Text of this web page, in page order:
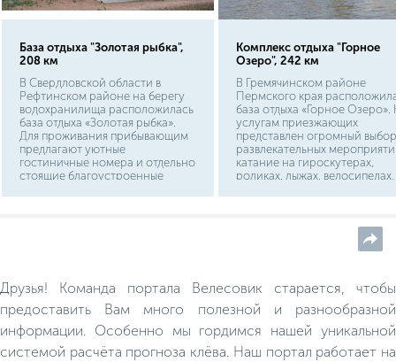
База отдыха "Золотая рыбка",
208 км
В Свердловской области в
Рефтинском районе на берегу
водохранилища расположилась
база отдыха «Золотая рыбка».
Для проживания прибывающим
предлагают уютные
гостиничные номера и отдельно
стоящие благоустроенные
Комплекс отдыха "Горное
Озеро", 242 км
В Гремячинском районе
Пермского края
база отдыха «Горное Озеро».
услугам приезжающих
представлен огромный выбор
развлекательных
катание на гироскутерах,
роликах, лыжах, велосипедах,
выстроена гостиница с
комфортабельными
Друзья! Команда портала Велесовик старается, чтобы
предоставить Вам много полезной и разнообразной
информации. Особенно мы гордимся нашей уникальной
системой расчёта прогноза клёва. Наш портал работает на